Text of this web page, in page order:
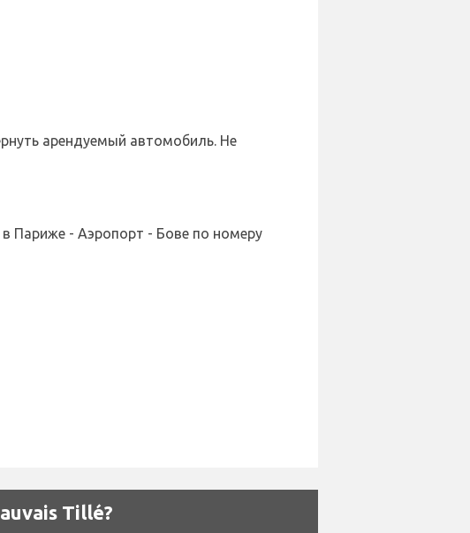
арендуемый автомобиль. Не
Париже - Аэропорт - Бове по номеру
Tillé?